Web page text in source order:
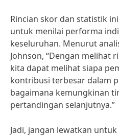
Rincian skor dan statistik
untuk menilai performa
keseluruhan. Menurut
Johnson, “Dengan melihat
kita dapat melihat siapa
kontribusi terbesar dalam
bagaimana kemungkinan
pertandingan selanjutnya.”
Jadi, jangan lewatkan